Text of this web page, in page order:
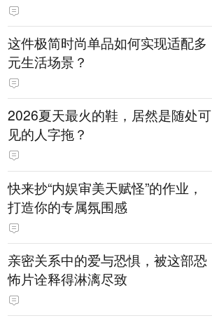
这件极简时尚单品如何实现适配多
元生活场景？
2026夏天最火的鞋，居然是随处可
见的人字拖？
快来抄“内娱审美天赋怪”的作业，
打造你的专属氛围感
亲密关系中的爱与恐惧，被这部恐
怖片诠释得淋漓尽致